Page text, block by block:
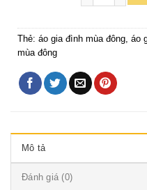
Thẻ: áo gia đình mùa đông áo
mùa đông
Mô tả
Đánh giá (0)